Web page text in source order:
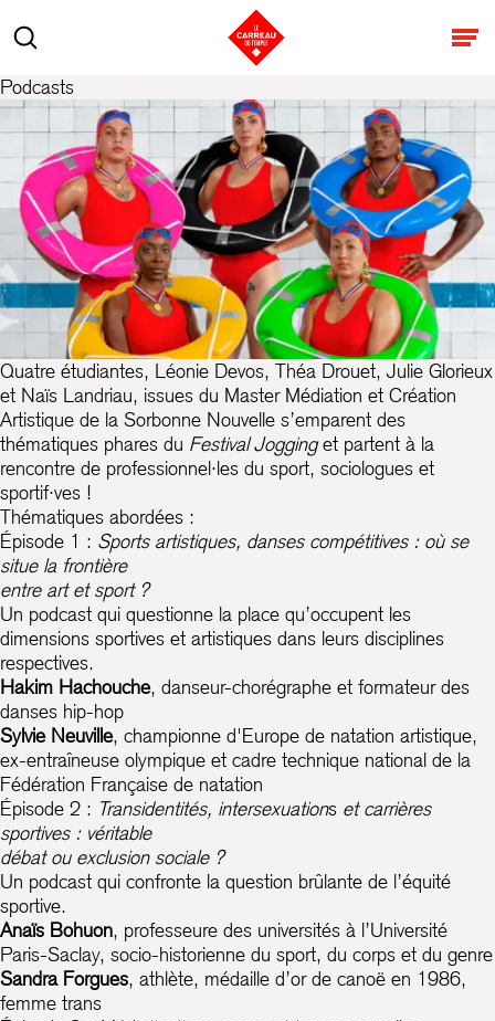
Rechercher
Podcasts
Quatre étudiantes, Léonie Devos, Théa Drouet, Julie Glorieux
et Naïs Landriau, issues du Master Médiation et Création
Artistique de la Sorbonne Nouvelle s’emparent des
thématiques phares du Festival Jogginget partent à la
rencontre de professionnel·les du sport, sociologues et
sportif·ves !
Thématiques abordées :
Épisode 1 : Sports artistiques, danses compétitives : où se
situe la frontière
entre art et sport ?
Un podcast qui questionne la place qu’occupent les
dimensions sportives et artistiques dans leurs disciplines
respectives.
Hakim Hachouche, danseur-chorégraphe et formateur des
danses hip-hop
Sylvie Neuville, championne d'Europe de natation artistique,
ex-entraîneuse olympique et cadre technique national de la
Fédération Française de natation
Épisode 2 : Transidentités, intersexuations et carrières
sportives : véritable
débat ou exclusion sociale ?
Un podcast qui confronte la question brûlante de l’équité
sportive.
Anaïs Bohuon, professeure des universités à l’Université
Paris-Saclay, socio-historienne du sport, du corps et du genre
Sandra Forgues, athlète, médaille d’or de canoë en 1986,
femme trans